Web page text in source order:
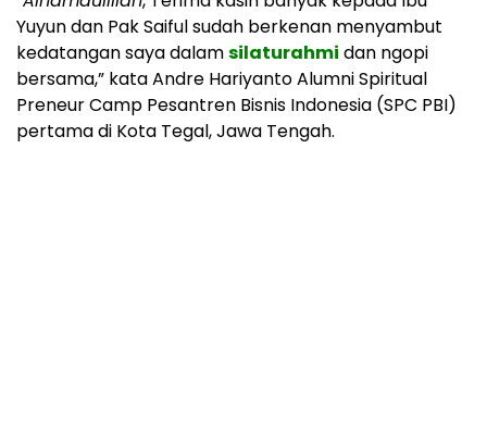
Yuyun dan Pak Saiful sudah berkenan menyambut
kedatangan saya dalamsilaturahmi dan ngopi
bersama,” kata Andre Hariyanto Alumni Spiritual
Preneur Camp Pesantren Bisnis Indonesia (SPC PBI)
pertama di Kota Tegal, Jawa Tengah.